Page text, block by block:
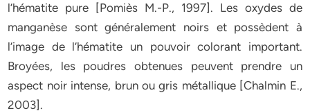
l’hématite pure [Pomiès M.-P., 1997]. Les oxydes de
manganèse sont généralement noirs et possèdent à
l’image de l’hématite un pouvoir colorant important.
Broyées, les poudres obtenues peuvent prendre un
aspect noir intense, brun ou gris métallique [Chalmin E.,
2003].